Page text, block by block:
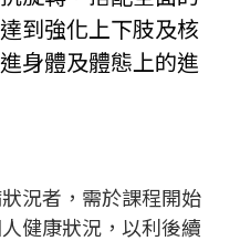
到強化上下肢及核
身體及體態上的進
況者，需於課程開始
健康狀況，以利後續